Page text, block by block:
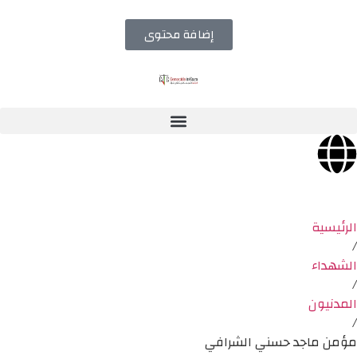
إضافة محتوى
الرئيسية
/
الشهداء
/
المدنيون
/
مؤمن ماجد حسني الشرافي